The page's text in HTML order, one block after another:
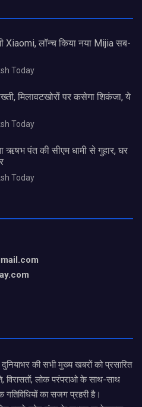
Xiaomi, लॉन्च किया नया Mijia सब-
Today
मिलावटखोरों पर कसेगा शिकंजा, ये
Today
पंत की सीएम धामी से गुहार, घर
Today
की सभी मुख्य खबरों को प्रसारित
विरासतों, लोक परंपराओ के साथ-साथ
गतिविधियों का सजग प्रहरी है।